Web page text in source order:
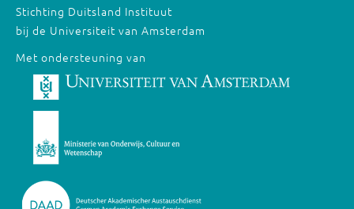
Stichting Duitsland Instituut
bij de Universiteit van Amsterdam
Met ondersteuning van